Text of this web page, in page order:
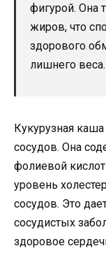
фигурой. Она
жиров, что
здорового
лишнего веса.
Кукурузная
сосудов. Она
фолиевой
уровень
сосудов. Это
сосудистых
здоровое